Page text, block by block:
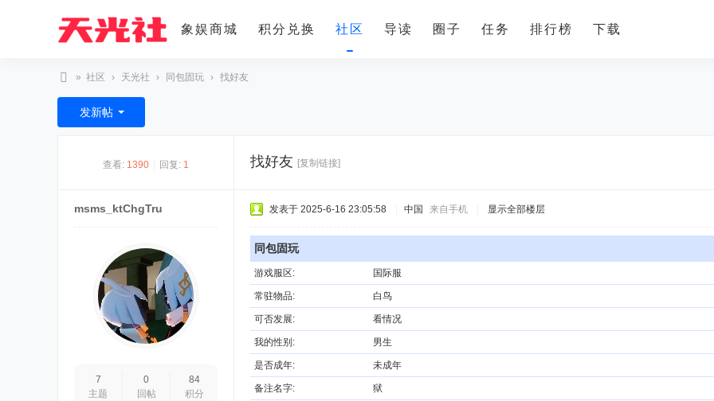
象娱商城 积分兑换 社区 导读 圈子 任务 排行榜 下载
天
光
» 社区 › 天光社 › 同包固玩 › 找好友
发新帖
查看: 1390 回复: 1 找好友 [复制链接]
msms_ktChgTru
7
主题
0
回帖
84
积分
发表于 2025-6-16 23:05:58 中国 来自手机 显示全部楼层
同包固玩
游戏服区: 国际服
常驻物品: 白鸟
可否发展: 看情况
我的性别: 男生
是否成年: 未成年
备注名字: 狱